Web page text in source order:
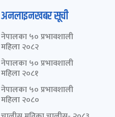
अनलाइनखबर सूची
नेपालका ५० प्रभावशाली
महिला २०८२
नेपालका ५० प्रभावशाली
महिला २०८१
नेपालका ५० प्रभावशाली
महिला २०८०